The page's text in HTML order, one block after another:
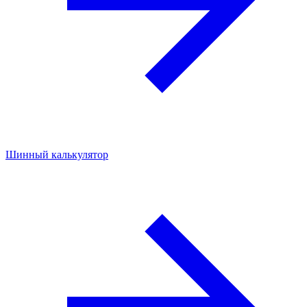
Шинный калькулятор